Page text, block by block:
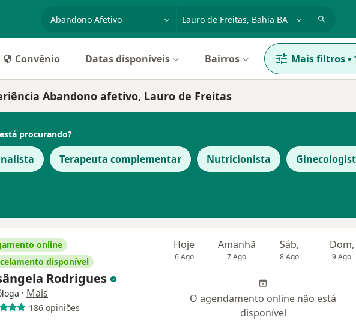
Convênio Datas disponíveis Bairros Mais filtros•
Abandono afetivo, Lauro de Freitas
procurando?
Terapeuta complementar Nutricionista
online
disponível
Rodrigues
· Mais
186 opiniões
Hoje
6 Ago
Amanhã
7 Ago
Sáb,
8 Ago
Dom,
9 Ago
O agendamento online não está
disponível